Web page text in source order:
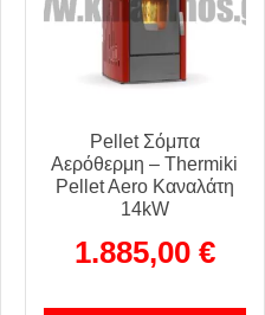
Pellet Σόμπα
Αερόθερμη – Thermiki
Pellet Aero Καναλάτη
14kW
1.885,00 €